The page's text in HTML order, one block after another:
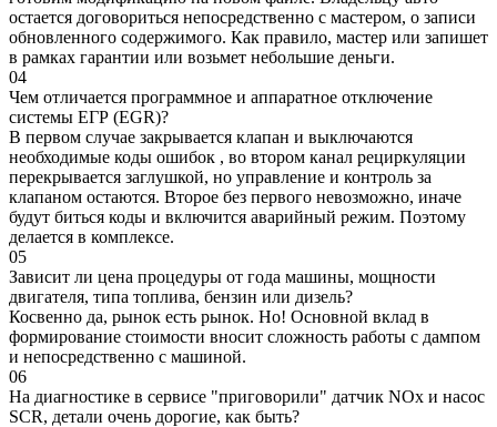
остается договориться непосредственно с мастером, о записи
обновленного содержимого. Как правило, мастер или запишет
в рамках гарантии или возьмет небольшие деньги.
04
Чем отличается программное и аппаратное отключение
системы ЕГР (EGR)?
В первом случае закрывается клапан и выключаются
необходимые коды ошибок , во втором канал рециркуляции
перекрывается заглушкой, но управление и контроль за
клапаном остаются. Второе без первого невозможно, иначе
будут биться коды и включится аварийный режим. Поэтому
делается в комплексе.
05
Зависит ли цена процедуры от года машины, мощности
двигателя, типа топлива, бензин или дизель?
Косвенно да, рынок есть рынок. Но! Основной вклад в
формирование стоимости вносит сложность работы с дампом
и непосредственно с машиной.
06
На диагностике в сервисе "приговорили" датчик NOx и насос
SCR, детали очень дорогие, как быть?